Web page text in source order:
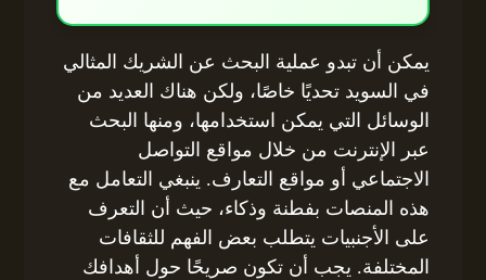
يمكن أن تبدو عملية البحث عن الشريك المثالي
في السويد تحديًا خاصًا، ولكن هناك العديد من
الوسائل التي يمكن استخدامها، ومنها البحث
عبر الإنترنت من خلال مواقع التواصل
الاجتماعي أو مواقع التعارف. ينبغي التعامل مع
هذه المنصات بفطنة وذكاء، حيث أن التعرف
على الأجنبيات يتطلب بعض الفهم للثقافات
المختلفة. يجب أن تكون صريحًا حول أهدافك